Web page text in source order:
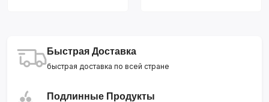
Быстрая Доставка
быстрая доставка по всей стране
Подлинные Продукты